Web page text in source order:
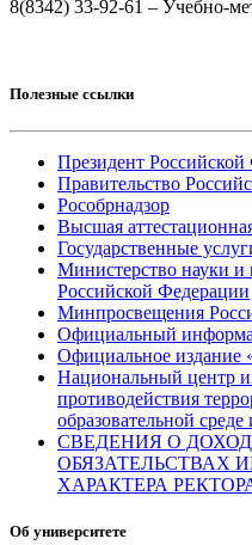
8(8342) 33-92-61 – Учебно-
Полезные ссылки
Президент
Правительство
Рособрнадзор
Высшая
Государственные
Министерство науки и
Российской Федерации
Минпросвещения
Официальный
Официальное
Национальный центр
противодействия
образовательной
СВЕДЕНИЯ О
ОБЯЗАТЕЛЬСТВАХ
ХАРАКТЕРА
Об университете